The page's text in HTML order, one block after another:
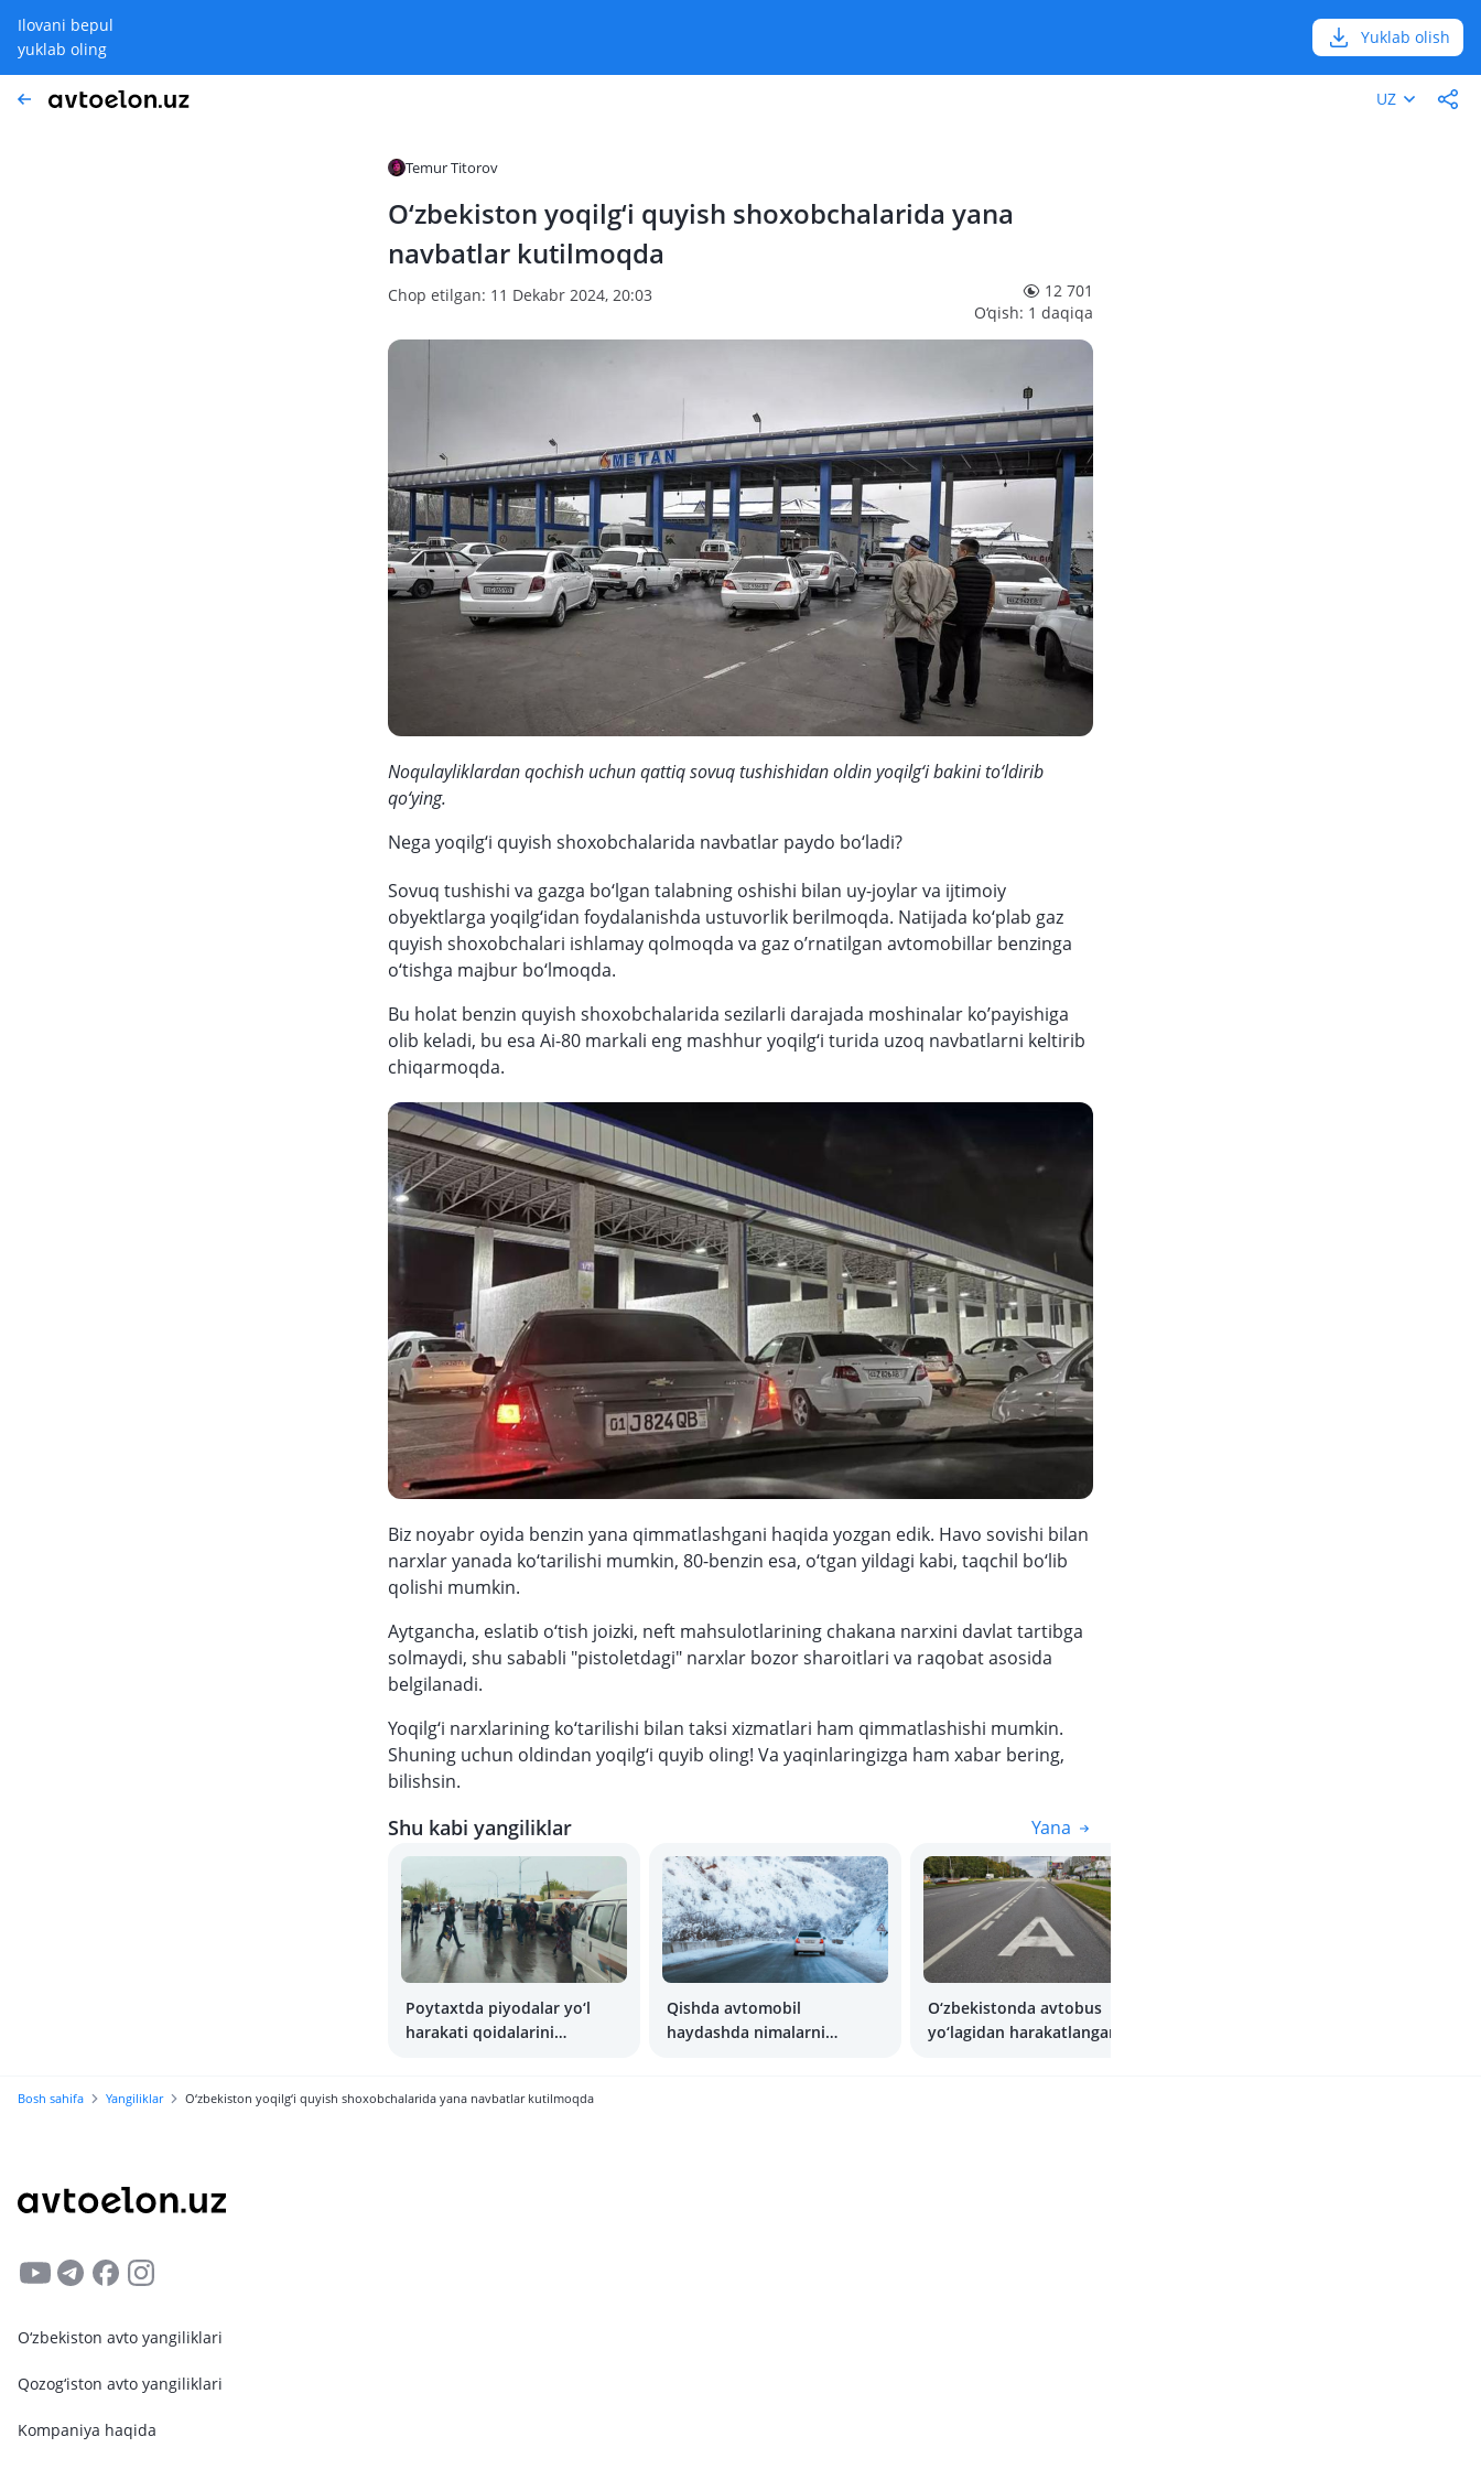
Ilovani bepul
yuklab oling
Yuklab olish
UZ
Temur Titorov
O‘zbekiston yoqilg‘i quyish shoxobchalarida yana
navbatlar kutilmoqda
Chop etilgan: 11 Dekabr 2024, 20:03
12 701
O‘qish: 1 daqiqa
Noqulayliklardan qochish uchun qattiq sovuq tushishidan oldin yoqilg‘i bakini to‘ldirib
qo‘ying.
Nega yoqilg‘i quyish shoxobchalarida navbatlar paydo bo‘ladi?
Sovuq tushishi va gazga bo‘lgan talabning oshishi bilan uy-joylar va ijtimoiy
obyektlarga yoqilg‘idan foydalanishda ustuvorlik berilmoqda. Natijada ko‘plab gaz
quyish shoxobchalari ishlamay qolmoqda va gaz o’rnatilgan avtomobillar benzinga
o‘tishga majbur bo‘lmoqda.
Bu holat benzin quyish shoxobchalarida sezilarli darajada moshinalar ko’payishiga
olib keladi, bu esa Ai-80 markali eng mashhur yoqilg‘i turida uzoq navbatlarni keltirib
chiqarmoqda.
Biz noyabr oyida benzin yana qimmatlashgani haqida yozgan edik. Havo sovishi bilan
narxlar yanada ko‘tarilishi mumkin, 80-benzin esa, o‘tgan yildagi kabi, taqchil bo‘lib
qolishi mumkin.
Aytgancha, eslatib o‘tish joizki, neft mahsulotlarining chakana narxini davlat tartibga
solmaydi, shu sababli "pistoletdagi" narxlar bozor sharoitlari va raqobat asosida
belgilanadi.
Yoqilg‘i narxlarining ko‘tarilishi bilan taksi xizmatlari ham qimmatlashishi mumkin.
Shuning uchun oldindan yoqilg‘i quyib oling! Va yaqinlaringizga ham xabar bering,
bilishsin.
Shu kabi yangiliklar Yana
Poytaxtda piyodalar yo‘l
harakati qoidalarini
boshlandi
Qishda avtomobil
haydashda nimalarni
O‘zbekistonda avtobus
yo‘lagidan harakatlanganlik
Bosh sahifa Yangiliklar O‘zbekiston yoqilg‘i quyish shoxobchalarida yana navbatlar kutilmoqda
O‘zbekiston avto yangiliklari
Qozog‘iston avto yangiliklari
Kompaniya haqida